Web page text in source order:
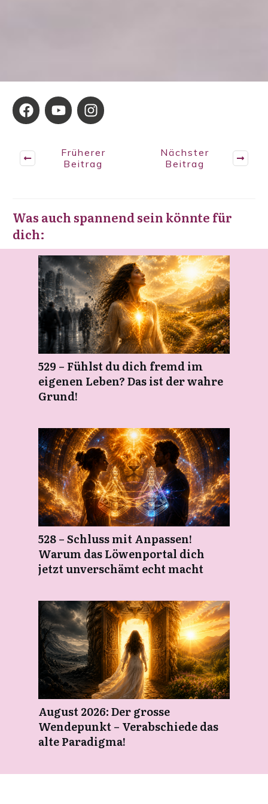
Früherer
Beitrag
Nächster
Beitrag
Was auch spannend sein könnte für
dich:
529 – Fühlst du dich fremd im
eigenen Leben? Das ist der wahre
Grund!
528 – Schluss mit Anpassen!
Warum das Löwenportal dich
jetzt unverschämt echt macht
August 2026: Der grosse
Wendepunkt – Verabschiede das
alte Paradigma!